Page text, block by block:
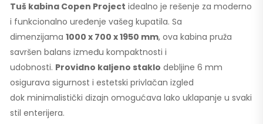
Tuš kabina Copen Project idealno je rešenje za moderno
i funkcionalno uređenje vašeg kupatila. Sa
dimenzijama 1000 x 700 x 1950 mm, ova kabina pruža
savršen balans između kompaktnosti i
udobnosti. Providno kaljeno staklo debljine 6 mm
osigurava sigurnost i estetski privlačan izgled
dok minimalistički dizajn omogućava lako uklapanje u svaki
stil enterijera.